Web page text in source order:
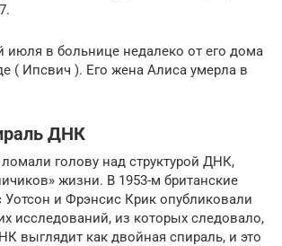
июля в больнице недалеко от его дома
( Ипсвич ). Его жена Алиса умерла в
ДНК
голову над структурой ДНК,
жизни. В 1953-м британские
и Фрэнсис Крик опубликовали
исследований, из которых следовало,
выглядит как двойная спираль, и это